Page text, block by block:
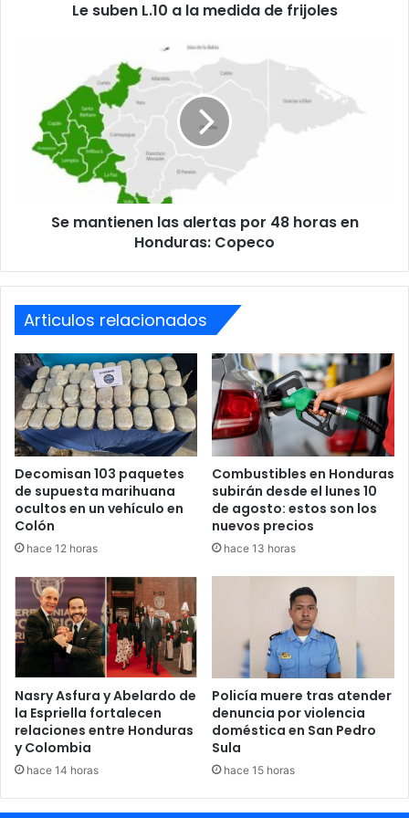
Le suben L.10 a la medida de frijoles
alertas
CopecoSe mantienen las alertas por 48 horas en
Honduras: Copeco
Articulos relacionados
Decomisan 103 paquetes
de supuesta marihuana
ocultos en un vehículo en
Colón
hace 12 horas
Combustibles en Honduras
subirán desde el lunes 10
de agosto: estos son los
nuevos precios
hace 13 horas
Nasry Asfura y Abelardo de
la Espriella fortalecen
relaciones entre Honduras
y Colombia
hace 14 horas
Policía muere tras atender
denuncia por violencia
doméstica en San Pedro
Sula
hace 15 horas